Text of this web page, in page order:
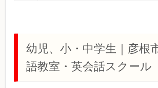
幼児、小・中学生｜彦根
語教室・英会話スクール